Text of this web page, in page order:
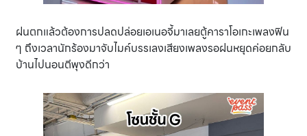
ฝนตกแล้วต้องการปลดปล่อยเอเนอจี้มาเลยตู้คาราโอเกะเพลงฟิน
ๆ ถึงเวลานักร้องมาจับไมค์บรรเลงเสียงเพลงรอฝนหยุดค่อยกลับ
บ้านไปนอนตีพุงดีกว่า